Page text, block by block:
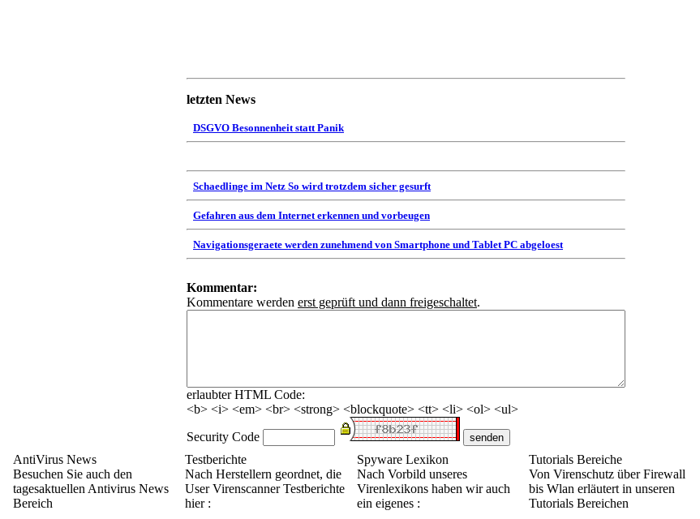
letzten News
DSGVO Besonnenheit statt Panik
Schaedlinge im Netz So wird trotzdem sicher gesurft
Gefahren aus dem Internet erkennen und vorbeugen
Navigationsgeraete werden zunehmend von Smartphone und Tablet PC abgeloest
Kommentar:
Kommentare werden erst geprüft und dann freigeschaltet.
erlaubter HTML Code:
<b> <i> <em> <br> <strong> <blockquote> <tt> <li> <ol> <ul>
Security Code
AntiVirus News
Besuchen Sie auch den
tagesaktuellen Antivirus News
Bereich
Testberichte
Nach Herstellern geordnet, die
User Virenscanner Testberichte
hier :
Spyware Lexikon
Nach Vorbild unseres
Virenlexikons haben wir auch
ein eigenes :
Tutorials Bereiche
Von Virenschutz über Firewall
bis Wlan erläutert in unseren
Tutorials Bereichen